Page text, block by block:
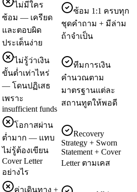
ไม่มีใคร
ซ้อม — เครียด
และตอบผิด
ประเด็นง่าย
ซ้อม 1:1 ครบทุก
ชุดคำถาม + มีล่าม
ถ้าจำเป็น
ไม่รู้ว่าเงิน
ขั้นต่ำเท่าไหร่
— โดนปฏิเสธ
เพราะ
insufficient funds
ทีมการเงิน
คำนวณตาม
มาตรฐานแต่ละ
สถานทูตให้พอดี
โอกาสผ่าน
ต่ำมาก — แทบ
ไม่รู้ต้องเขียน
Cover Letter
อย่างไร
Recovery
Strategy + Sworn
Statement + Cover
Letter ตามเคส
ค่าเดินทาง +